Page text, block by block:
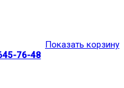
Показать корзину
76-48